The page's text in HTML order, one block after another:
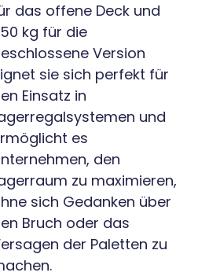
das offene Deck und
kg für die
Version
sie sich perfekt für
Einsatz in
und
es
den
zu maximieren,
sich Gedanken über
Bruch oder das
der Paletten zu